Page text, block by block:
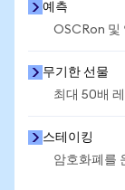
예측
OSCRon 및
무기한 선물
최대 50배
스테이킹
암호화폐를